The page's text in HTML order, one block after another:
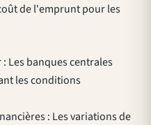
de l'emprunt pour les
Les banques centrales
les conditions
: Les variations de